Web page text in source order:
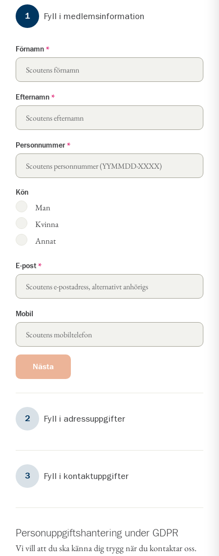
Formuläret har steg.
1 Steg1
Fyll i medlemsinformation
Förnamn *
Efternamn *
Personnummer *
Kön
Man
Kvinna
Annat
E-post *
Mobil
Nästa
2 Steg2
Fyll i adressuppgifter
3 Steg3
Fyll i kontaktuppgifter
Personuppgiftshantering under GDPR
Vi vill att du ska känna dig trygg när du kontaktar oss.